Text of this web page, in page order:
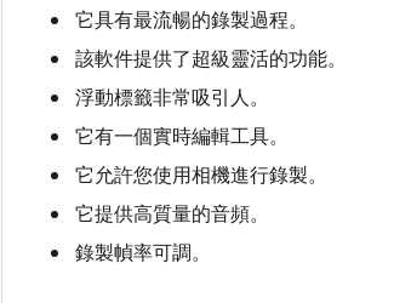
它具有最流暢的錄製過程。
該軟件提供了超級靈活的功能。
浮動標籤非常吸引人。
它有一個實時編輯工具。
它允許您使用相機進行錄製。
它提供高質量的音頻。
錄製幀率可調。